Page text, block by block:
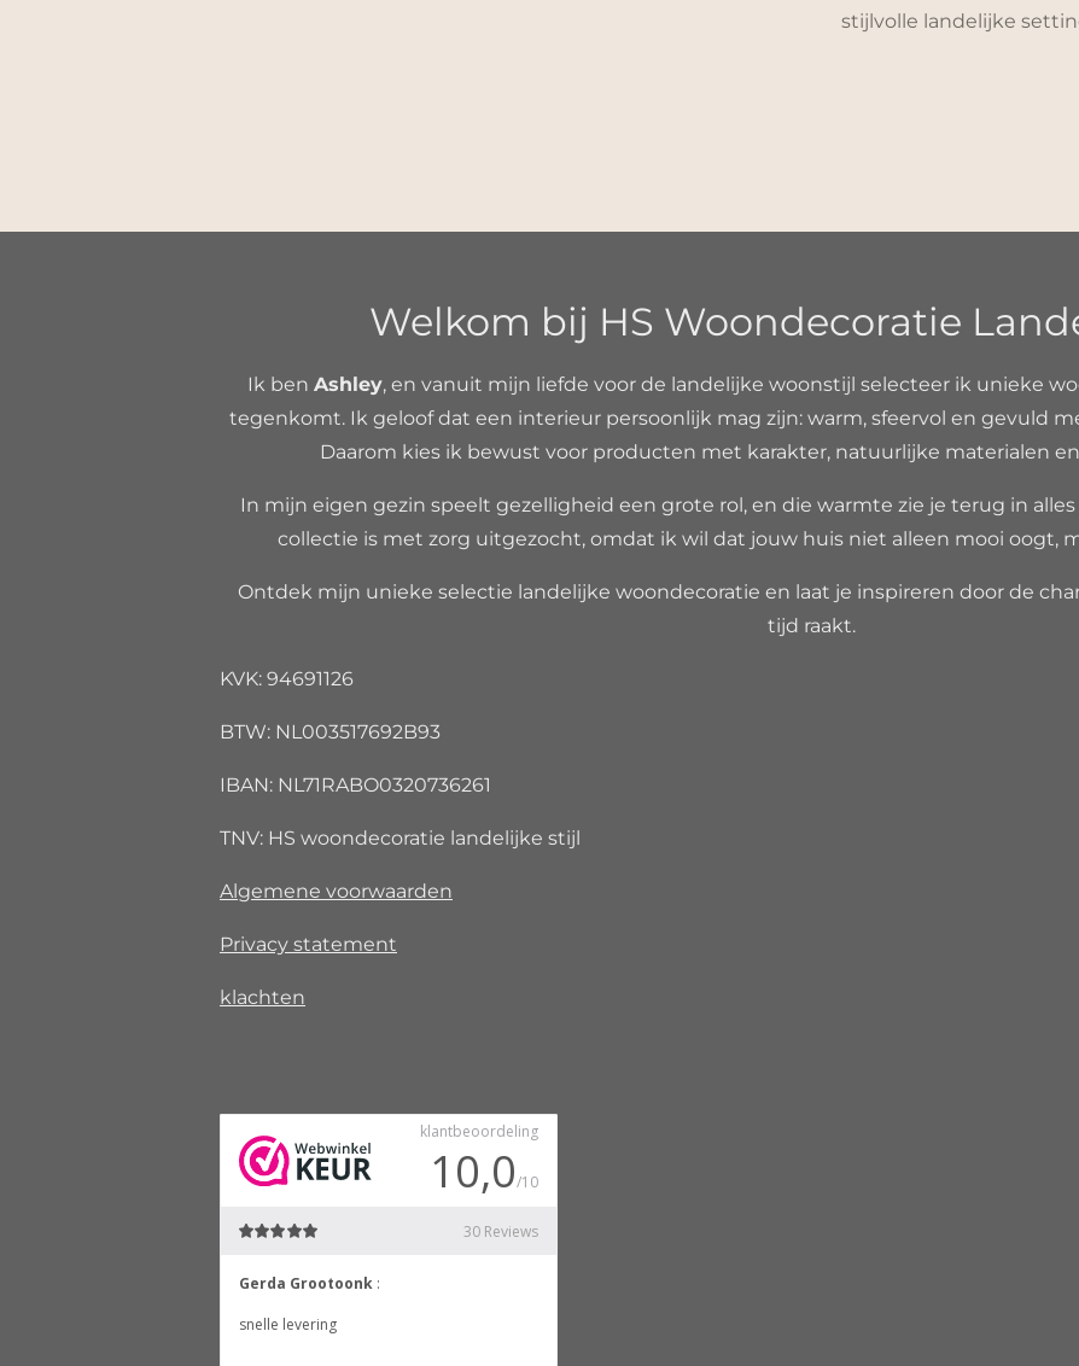
stijlvolle landelijke
Welkom bij HS Woondecoratie
Ik ben Ashley, en vanuit mijn liefde voor de landelijke woonstijl selecteer ik unieke
tegenkomt. Ik geloof dat een interieur persoonlijk mag zijn: warm, sfeervol en gevuld
Daarom kies ik bewust voor producten met karakter, natuurlijke materialen
In mijn eigen gezin speelt gezelligheid een grote rol, en die warmte zie je terug in
collectie is met zorg uitgezocht, omdat ik wil dat jouw huis niet alleen mooi oogt,
Ontdek mijn unieke selectie landelijke woondecoratie en laat je inspireren door de
tijd raakt.
KVK: 94691126
BTW: NL003517692B93
IBAN: NL71RABO0320736261
TNV: HS woondecoratie landelijke stijl
Algemene voorwaarden
Privacy statement
klachten